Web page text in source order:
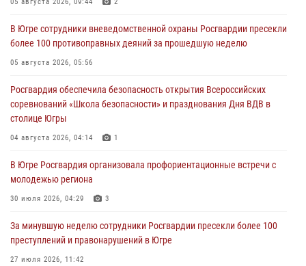
05 августа 2026, 09:44 2
В Югре сотрудники вневедомственной охраны Росгвардии пресекли
более 100 противоправных деяний за прошедшую неделю
05 августа 2026, 05:56
Росгвардия обеспечила безопасность открытия Всероссийских
соревнований «Школа безопасности» и празднования Дня ВДВ в
столице Югры
04 августа 2026, 04:14 1
В Югре Росгвардия организовала профориентационные встречи с
молодежью региона
30 июля 2026, 04:29 3
За минувшую неделю сотрудники Росгвардии пресекли более 100
преступлений и правонарушений в Югре
27 июля 2026, 11:42